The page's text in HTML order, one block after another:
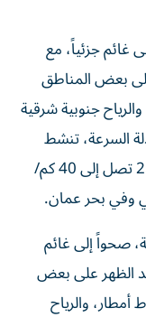
جزئياً، مع
بعض المناطق
جنوبية شرقية
السرعة، تنشط
أحياناً مثيرة للغبار، وسرعتها من 10 إلى 25 تصل إلى 40 كم/
وفي بحر عمان.
صحواً إلى غائم
الظهر على بعض
والرياح